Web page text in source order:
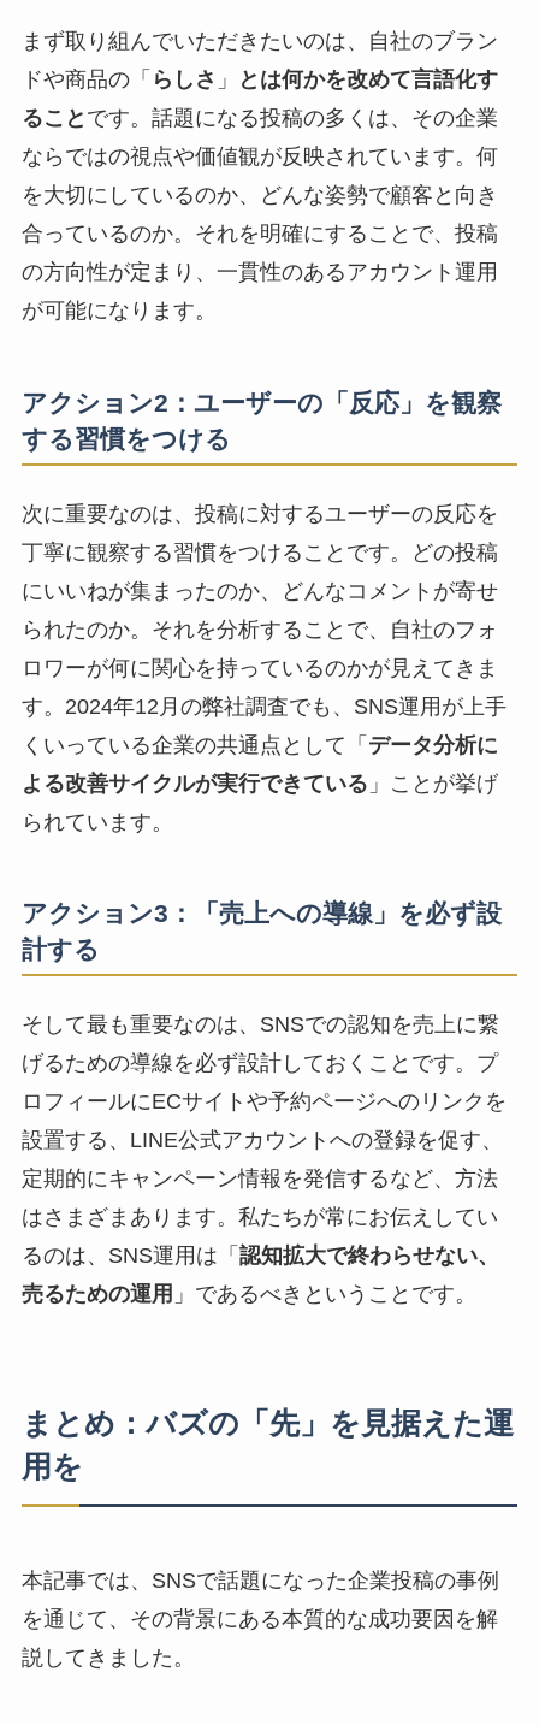
まず取り組んでいただきたいのは、自社のブラン
ドや商品の「 らしさ 」
とは何かを改めて言語化す
ること です。話題になる投稿の多くは、その企業
ならではの視点や価値観が反映されています。何
を大切にしているのか、どんな姿勢で顧客と向き
合っているのか。それを明確にすることで、投稿
の方向性が定まり、一貫性のあるアカウント運用
が可能になります。
アクション2：ユーザーの「反応」を観察
する習慣をつける
次に重要なのは、投稿に対するユーザーの反応を
丁寧に観察する習慣をつけることです。どの投稿
にいいねが集まったのか、どんなコメントが寄せ
られたのか。それを分析することで、自社のフォ
ロワーが何に関心を持っているのかが見えてきま
す。2024年12月の弊社調査でも、SNS運用が上手
くいっている企業の共通点として「 データ分析に
よる改善サイクルが実行できている 」ことが挙げ
られています。
アクション3：「売上への導線」を必ず設
計する
そして最も重要なのは、SNSでの認知を売上に繋
げるための導線を必ず設計しておくことです。プ
ロフィールにECサイトや予約ページへのリンクを
設置する、LINE公式アカウントへの登録を促す、
定期的にキャンペーン情報を発信するなど、方法
はさまざまあります。私たちが常にお伝えしてい
るのは、SNS運用は「 認知拡大で終わらせない、
売るための運用 」であるべきということです。
まとめ：バズの「先」を見据えた運
用を
本記事では、SNSで話題になった企業投稿の事例
を通じて、その背景にある本質的な成功要因を解
説してきました。